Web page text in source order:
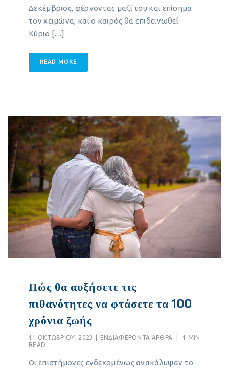
Δεκέμβριος, φέρνοντας μαζί του και επίσημα
τον χειμώνα, και ο καιρός θα επιδεινωθεί.
Κύριο […]
READ MORE
Πώς θα αυξήσετε τις
πιθανότητες να φτάσετε τα 100
χρόνια ζωής
11 ΟΚΤΩΒΡΊΟΥ, 2023 EΝΔΙΑΦΈΡΟΝΤΑ ΆΡΘΡΑ
1 MIN
READ
Οι επιστήμονες ενδεχομένως ανακάλυψαν το